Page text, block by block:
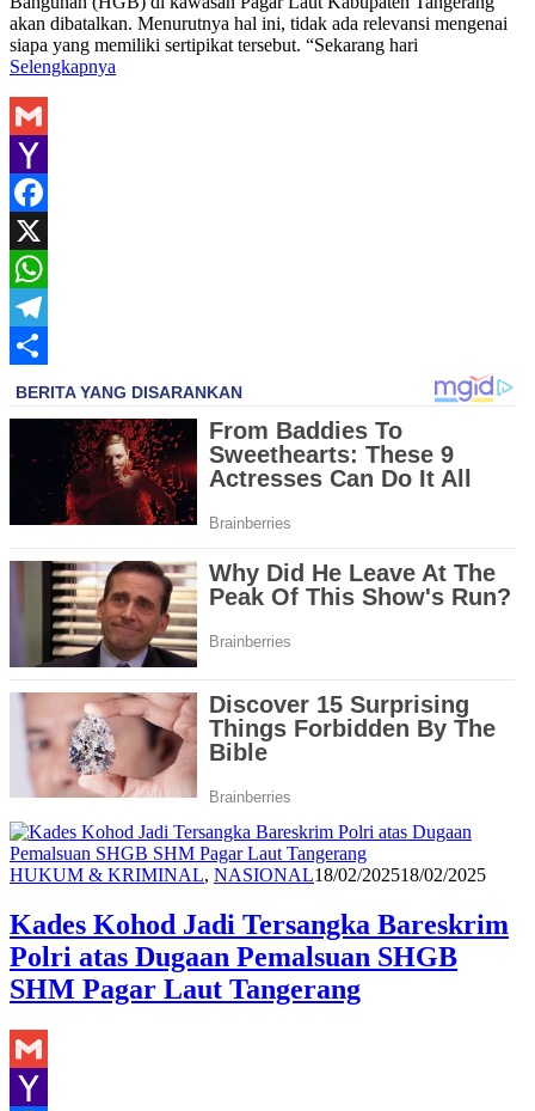
akan dibatalkan. Menurutnya hal ini, tidak ada relevansi mengenai
siapa yang memiliki sertipikat tersebut. “Sekarang hari
Selengkapnya
Gmail
Yahoo
Mail
Facebook
X
WhatsApp
Telegram
Share
HUKUM & KRIMINAL, NASIONALRedaksi
18/02/202518/02/2025
Kades Kohod Jadi Tersangka Bareskrim
Polri atas Dugaan Pemalsuan SHGB
SHM Pagar Laut Tangerang
Gmail